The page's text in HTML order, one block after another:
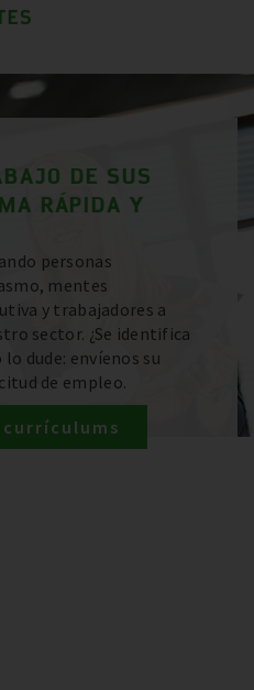
DE SUS
RÁPIDA Y
personas
mentes
y trabajadores a
sector. ¿Se identifica
dude: envíenos su
de empleo.